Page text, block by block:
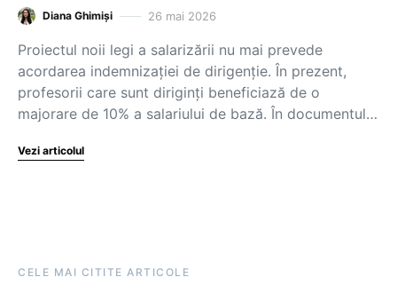
Diana Ghimiși 26 mai 2026
Proiectul noii legi a salarizării nu mai prevede
acordarea indemnizației de dirigenție. În prezent,
profesorii care sunt diriginți beneficiază de o
majorare de 10% a salariului de bază. În documentul…
Vezi articolul
CELE MAI CITITE ARTICOLE